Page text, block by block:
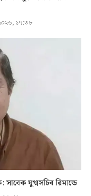
১৭:৩৮
সাবেক যুগ্মসচিব রিমান্ডে